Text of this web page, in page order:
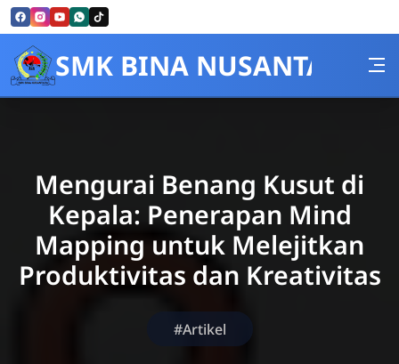
Skip to Content
SMK BINA NUSANTARA
Mengurai Benang Kusut di
Kepala: Penerapan Mind
Mapping untuk Melejitkan
Produktivitas dan Kreativitas
#Artikel